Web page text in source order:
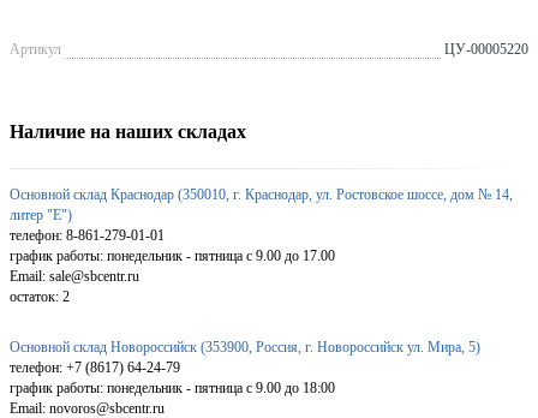
Артикул ЦУ-00005220
Наличие на наших складах
Основной склад Краснодар (350010, г. Краснодар, ул. Ростовское шоссе, дом № 14,
литер "Е")
телефон: 8-861-279-01-01
график работы: понедельник - пятница с 9.00 до 17.00
Email: sale@sbcentr.ru
остаток: 2
Основной склад Новороссийск (353900, Россия, г. Новороссийск ул. Мира, 5)
телефон: +7 (8617) 64-24-79
график работы: понедельник - пятница с 9.00 до 18:00
Email: novoros@sbcentr.ru